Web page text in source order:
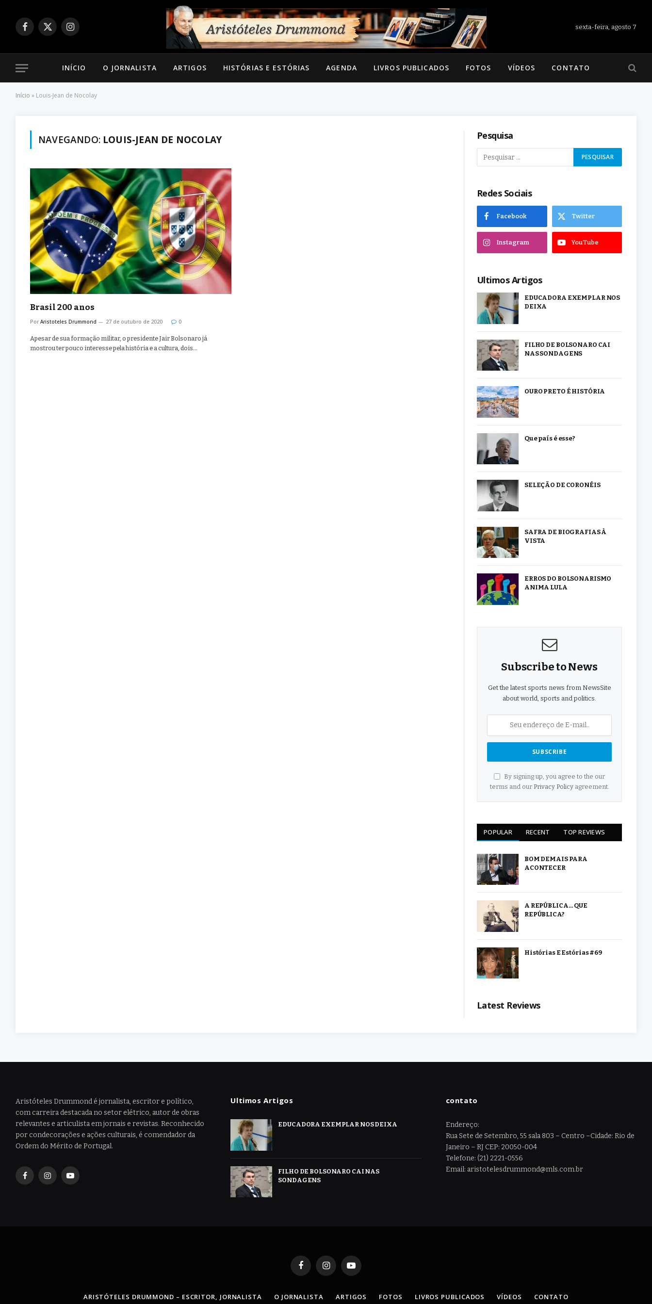
Facebook
X
Instagram
sexta-feira, agosto 7
INÍCIO O JORNALISTA ARTIGOS HISTÓRIAS E ESTÓRIAS AGENDA LIVROS PUBLICADOS FOTOS VÍDEOS CONTATO
Início » Louis-Jean de Nocolay
NAVEGANDO: LOUIS-JEAN DE NOCOLAY
Brasil 200 anos
Por Aristoteles Drummond 27 de outubro de 2020 0
Apesar de sua formação militar, o presidente Jair Bolsonaro já
mostrou ter pouco interesse pela história e a cultura, dois…
Pesquisa
Redes Sociais
Facebook Twitter
Instagram YouTube
Ultimos Artigos
EDUCADORA EXEMPLAR NOS
DEIXA
FILHO DE BOLSONARO CAI
NAS SONDAGENS
OURO PRETO É HISTÓRIA
Que país é esse?
SELEÇÃO DE CORONÉIS
SAFRA DE BIOGRAFIAS À
VISTA
ERROS DO BOLSONARISMO
ANIMA LULA
Subscribe to News
Get the latest sports news from NewsSite
about world, sports and politics.
By signing up, you agree to the our
terms and our Privacy Policyagreement.
POPULAR RECENT TOP REVIEWS
BOM DEMAIS PARA
ACONTECER
A REPÚBLICA… QUE
REPÚBLICA?
Histórias E Estórias #69
Latest Reviews
Aristóteles Drummond é jornalista, escritor e político,
com carreira destacada no setor elétrico, autor de obras
relevantes e articulista em jornais e revistas. Reconhecido
por condecorações e ações culturais, é comendador da
Ordem do Mérito de Portugal.
FacebookInstagramYouTube
Ultimos Artigos
EDUCADORA EXEMPLAR NOS DEIXA
FILHO DE BOLSONARO CAI NAS
SONDAGENS
contato
Endereço:
Rua Sete de Setembro, 55 sala 803 – Centro –Cidade: Rio de
Janeiro – RJ CEP: 20050-004
Telefone: (21) 2221-0556
Email: aristotelesdrummond@mls.com.br
FacebookInstagramYouTube
ARISTÓTELES DRUMMOND – ESCRITOR, JORNALISTA O JORNALISTA ARTIGOS FOTOS LIVROS PUBLICADOS VÍDEOS CONTATO